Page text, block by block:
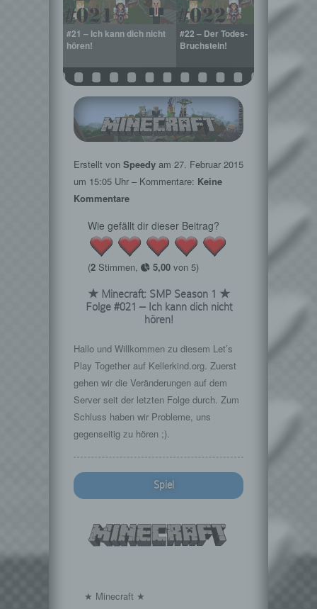
#21 – Ich kann dich nicht
hören!
#22 – Der Todes-
Bruchstein!
Erstellt von Speedy am 27. Februar 2015
um 15:05 Uhr – Kommentare: Keine
Kommentare
Wie gefällt dir dieser Beitrag?
(2 Stimmen, 5,00 von 5)
★ Minecraft: SMP Season 1 ★
Folge #021 – Ich kann dich nicht
hören!
Hallo und Willkommen zu diesem Let’s
Play Together auf Kellerkind.org. Zuerst
gehen wir die Veränderungen auf dem
Server seit der letzten Folge durch. Zum
Schluss haben wir Probleme, uns
gegenseitig zu hören ;).
Spiel
★ Minecraft ★